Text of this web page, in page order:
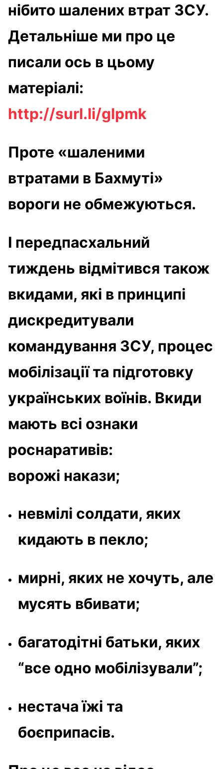
нібито шалених втрат ЗСУ.
Детальніше ми про це
писали ось в цьому
матеріалі:
http://surl.li/glpmk
Проте «шаленими
втратами в Бахмуті»
вороги не обмежуються.
І передпасхальний
тиждень відмітився також
вкидами, які в принципі
дискредитували
командування ЗСУ, процес
мобілізації та підготовку
українських воїнів. Вкиди
мають всі ознаки
роснаративів:
ворожі накази;
невмілі солдати, яких
кидають в пекло;
мирні, яких не хочуть, але
мусять вбивати;
багатодітні батьки, яких
“все одно мобілізували”;
нестача їжі та
боєприпасів.